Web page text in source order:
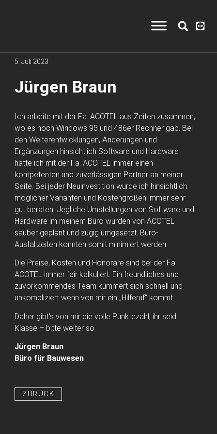
5. Juli 2023
Jürgen Braun
Ich arbeite mit der Fa. ACOTEL aus Zeiten zusammen,
wo es noch Windows 95 und 486er Rechner gab. Bei
den Weiterentwicklungen, Änderungen und
Ergänzungen hinsichtlich Software und Hardware
hatte ich mit der Fa. ACOTEL immer einen
kompetenten und zuverlässigen Partner an meiner
Seite. Bei jeder Neuinvestition wurde ich hinsichtlich
möglicher Varianten und Kostengrößen immer sehr
gut beraten. Jegliche Umstellungen von Software und
Hardware im meinem Büro wurden von ACOTEL
sauber geplant und zügig umgesetzt. Büro-
Ausfallzeiten konnten somit minimiert werden.
Die Preise, Kosten und Honorare sind bei der Fa.
ACOTEL immer fair kalkuliert. Ein freundliches und
zuvorkommendes Team kümmert sich schnell und
unkompliziert wenn von mir ein „Hilferuf“ kommt.
Daher gibt’s von mir die volle Punktezahl, ihr seid
Klasse – bitte weiter so.
Jürgen Braun
Büro für Bauwesen
ZURÜCK